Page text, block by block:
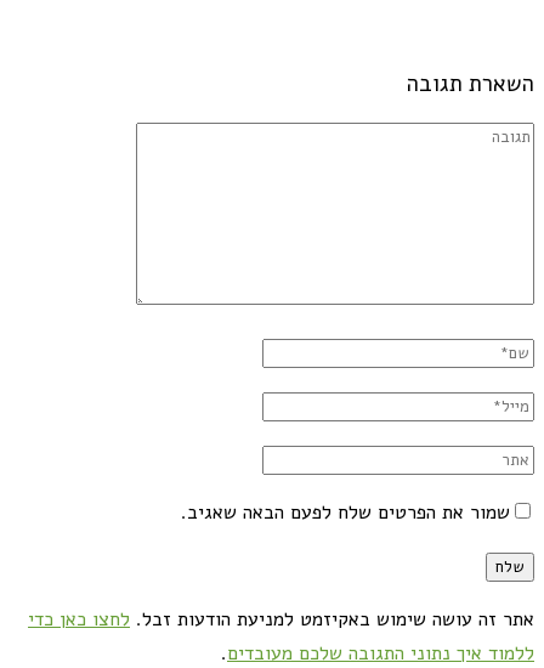
השארת תגובה
שמור את הפרטים שלח לפעם הבאה שאגיב.
אתר זה עושה שימוש באקיזמט למניעת הודעות זבל. לחצו כאן כדי
ללמוד איך נתוני התגובה שלכם מעובדים.